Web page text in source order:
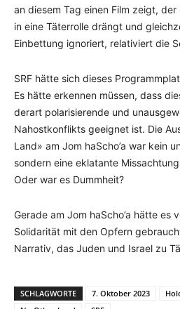
an diesem Tag einen Film zeigt,
in eine Täterrolle drängt und
Einbettung ignoriert, relativiert die
SRF hätte sich dieses
Es hätte erkennen müssen, dass
derart polarisierende und
Nahostkonflikts geeignet ist. Die
Land» am Jom haScho’a war kein
sondern eine eklatante
Oder war es Dummheit?
Gerade am Jom haScho’a hätte es
Solidarität mit den Opfern
Narrativ, das Juden und Israel zu
SCHLAGWORTE 7. Oktober 2023